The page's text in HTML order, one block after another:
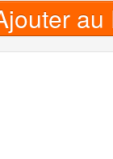
au